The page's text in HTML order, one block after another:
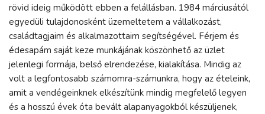
rövid ideig működött ebben a felállásban. 1984 márciusától
egyedüli tulajdonosként üzemeltetem a vállalkozást,
családtagjaim és alkalmazottaim segítségével. Férjem és
édesapám saját keze munkájának köszönhető az üzlet
jelenlegi formája, belső elrendezése, kialakítása. Mindig az
volt a legfontosabb számomra-számunkra, hogy az ételeink,
amit a vendégeinknek elkészítünk mindig megfelelő legyen
és a hosszú évek óta bevált alapanyagokból készüljenek,